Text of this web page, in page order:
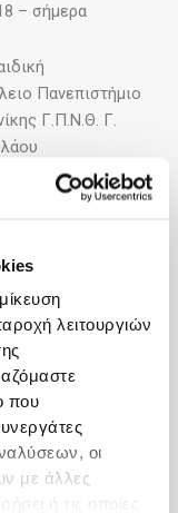
λειτουργιών
που
οι
με άλλες
– σήμερα
Πανεπιστήμιο
Γ.Π.Ν.Θ. Γ.
– 30/08/2018
Γ.Ν. Βέροιας
– 27/02/2013
(Ν.
Υπαίθρου –
Ιατρός
– 12/10/2012